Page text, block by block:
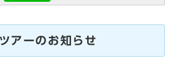
アーのお知らせ